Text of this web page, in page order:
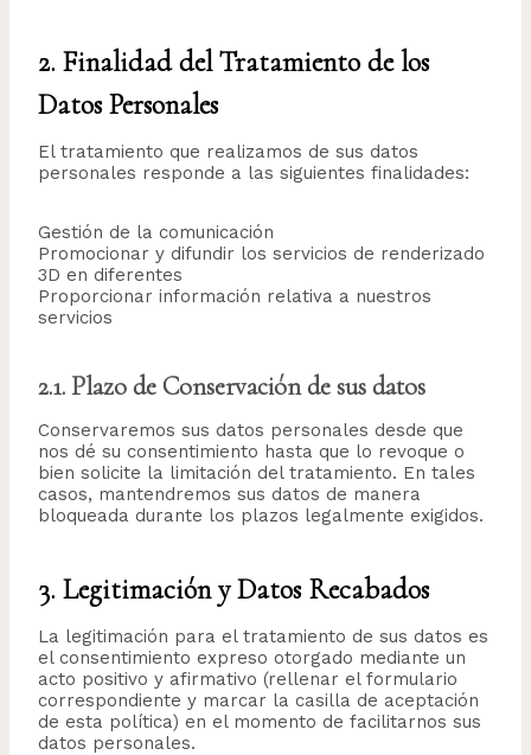
2. Finalidad del Tratamiento de los
Datos Personales
El tratamiento que realizamos de sus datos
personales responde a las siguientes finalidades:
Gestión de la comunicación
Promocionar y difundir los servicios de renderizado
3D en diferentes
Proporcionar información relativa a nuestros
servicios
2.1. Plazo de Conservación de sus datos
Conservaremos sus datos personales desde que
nos dé su consentimiento hasta que lo revoque o
bien solicite la limitación del tratamiento. En tales
casos, mantendremos sus datos de manera
bloqueada durante los plazos legalmente exigidos.
3. Legitimación y Datos Recabados
La legitimación para el tratamiento de sus datos es
el consentimiento expreso otorgado mediante un
acto positivo y afirmativo (rellenar el formulario
correspondiente y marcar la casilla de aceptación
de esta política) en el momento de facilitarnos sus
datos personales.